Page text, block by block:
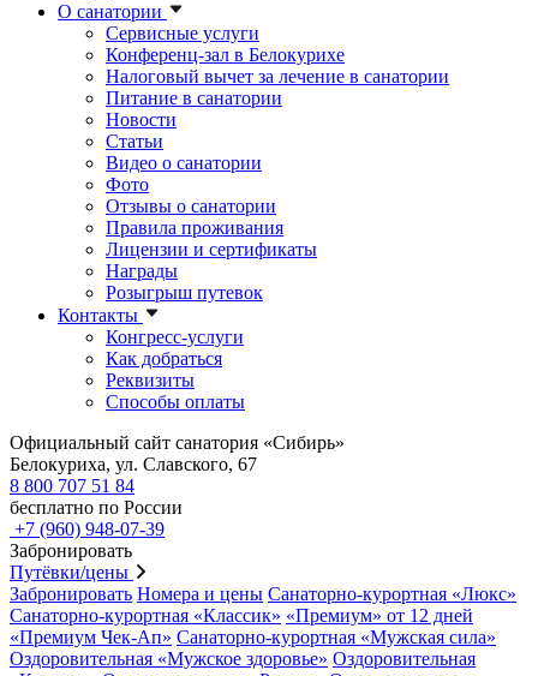
О санатории
Сервисные услуги
Конференц-зал в Белокурихе
Налоговый вычет за лечение в санатории
Питание в санатории
Новости
Статьи
Видео о санатории
Фото
Отзывы о санатории
Правила проживания
Лицензии и сертификаты
Награды
Розыгрыш путевок
Контакты
Конгресс-услуги
Как добраться
Реквизиты
Способы оплаты
Официальный сайт санатория «Сибирь»
Белокуриха, ул. Славского, 67
8 800 707 51 84
бесплатно по России
+7 (960) 948-07-39
Забронировать
Путёвки/цены
Забронировать Номера и цены Санаторно-курортная «Люкс»
Санаторно-курортная «Классик» «Премиум» от 12 дней
«Премиум Чек-Ап» Санаторно-курортная «Мужская сила»
Оздоровительная «Мужское здоровье» Оздоровительная